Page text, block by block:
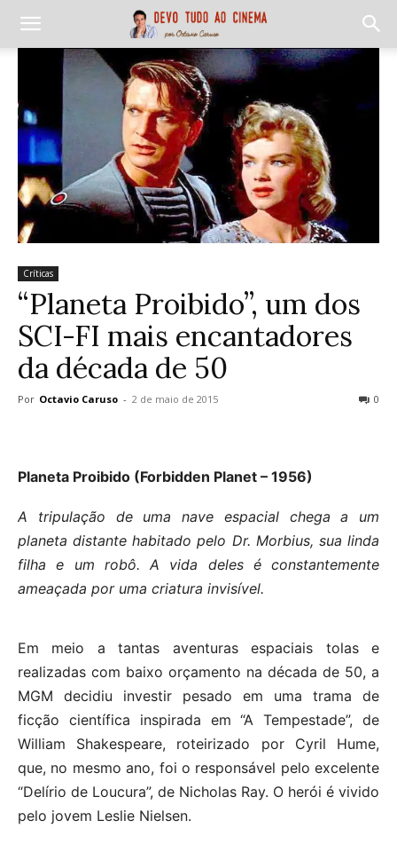
Críticas
“Planeta Proibido”, um dos
SCI-FI mais encantadores
da década de 50
Por Octavio Caruso - 2 de maio de 2015 0
Planeta Proibido (Forbidden Planet – 1956)
A tripulação de uma nave espacial chega a um
planeta distante habitado pelo Dr. Morbius, sua linda
filha e um robô. A vida deles é constantemente
ameaçada por uma criatura invisível.
Em meio a tantas aventuras espaciais tolas e
realizadas com baixo orçamento na década de 50, a
MGM decidiu investir pesado em uma trama de
ficção científica inspirada em “A Tempestade”, de
William Shakespeare, roteirizado por Cyril Hume,
que, no mesmo ano, foi o responsável pelo excelente
“Delírio de Loucura”, de Nicholas Ray. O herói é vivido
pelo jovem Leslie Nielsen.